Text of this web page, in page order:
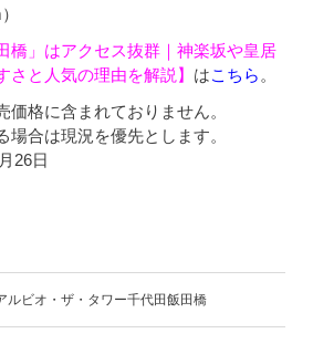
橋」はアクセス抜群｜神楽坂や皇居
さと人気の理由を解説】 はこちら 。
格に含まれておりません。
合は現況を優先とします。
26日
ルビオ・ザ・タワー千代田飯田橋